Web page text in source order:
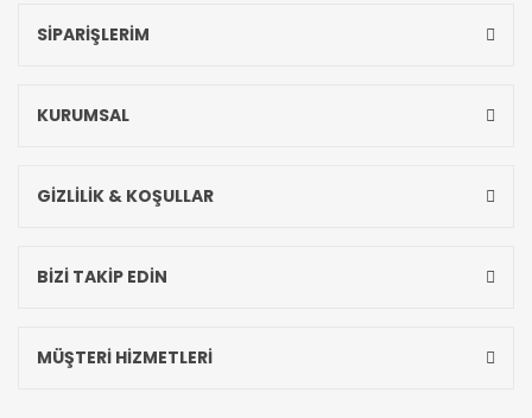
SİPARİŞLERİM
KURUMSAL
GİZLİLİK & KOŞULLAR
BİZİ TAKİP EDİN
MÜŞTERİ HİZMETLERİ